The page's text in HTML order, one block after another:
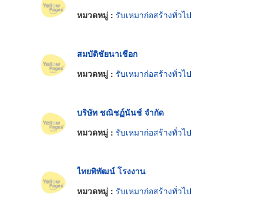
หมวดหมู่ : รับเหมาก่อสร้างทั่วไป
สมบัติชัยนาเชือก
หมวดหมู่ : รับเหมาก่อสร้างทั่วไป
บริษัท ชณิชฏ์นันช์ จำกัด
หมวดหมู่ : รับเหมาก่อสร้างทั่วไป
ไทยพิพัฒน์ โรงงาน
หมวดหมู่ : รับเหมาก่อสร้างทั่วไป